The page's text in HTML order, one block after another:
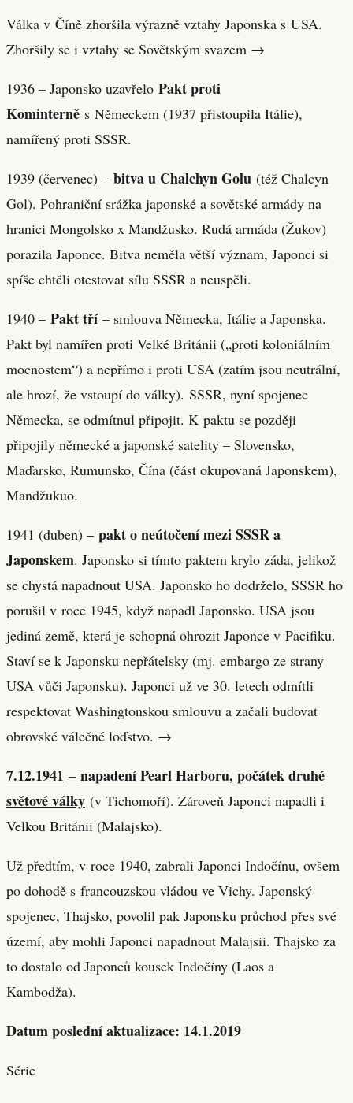
Válka v Číně zhoršila výrazně vztahy Japonska s USA.
Zhoršily se i vztahy se Sovětským svazem →
1936 – Japonsko uzavřelo Pakt proti
Kominterně s Německem (1937 přistoupila Itálie),
namířený proti SSSR.
1939 (červenec) – bitva u Chalchyn Golu (též Chalcyn
Gol). Pohraniční srážka japonské a sovětské armády na
hranici Mongolsko x Mandžusko. Rudá armáda (Žukov)
porazila Japonce. Bitva neměla větší význam, Japonci si
spíše chtěli otestovat sílu SSSR a neuspěli.
1940 – Pakt tří– smlouva Německa, Itálie a Japonska.
Pakt byl namířen proti Velké Británii („proti koloniálním
mocnostem“) a nepřímo i proti USA (zatím jsou neutrální,
ale hrozí, že vstoupí do války). SSSR, nyní spojenec
Německa, se odmítnul připojit. K paktu se později
připojily německé a japonské satelity – Slovensko,
Maďarsko, Rumunsko, Čína (část okupovaná Japonskem),
Mandžukuo.
1941 (duben) – pakt o neútočení mezi SSSR a
Japonskem. Japonsko si tímto paktem krylo záda, jelikož
se chystá napadnout USA. Japonsko ho dodrželo, SSSR ho
porušil v roce 1945, když napadl Japonsko. USA jsou
jediná země, která je schopná ohrozit Japonce v Pacifiku.
Staví se k Japonsku nepřátelsky (mj. embargo ze strany
USA vůči Japonsku). Japonci už ve 30. letech odmítli
respektovat Washingtonskou smlouvu a začali budovat
obrovské válečné loďstvo. →
7.12.1941 – napadení Pearl Harboru, počátek druhé
světové války (v Tichomoří). Zároveň Japonci napadli i
Velkou Británii (Malajsko).
Už předtím, v roce 1940, zabrali Japonci Indočínu, ovšem
po dohodě s francouzskou vládou ve Vichy. Japonský
spojenec, Thajsko, povolil pak Japonsku průchod přes své
území, aby mohli Japonci napadnout Malajsii. Thajsko za
to dostalo od Japonců kousek Indočíny (Laos a
Kambodža).
Datum poslední aktualizace: 14.1.2019
Série